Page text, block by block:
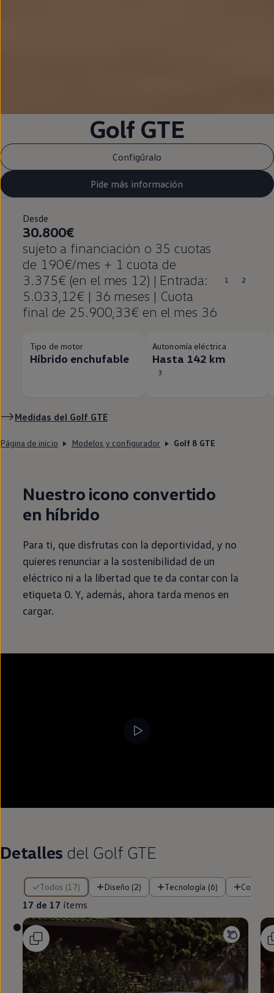
Golf GTE
Configúralo
Pide más información
Desde
30.800€
sujeto a financiación o 35 cuotas
de 190€/mes + 1 cuota de
3.375€ (en el mes 12) | Entrada:
5.033,12€ | 36 meses | Cuota
final de 25.900,33€ en el mes 36
1 2
Tipo de motor
Híbrido enchufable
Autonomía eléctrica
Hasta 142 km
3
Medidas del Golf GTE
Página de inicio Modelos y configurador Golf 8 GTE
Nuestro icono convertido
en híbrido
Para ti, que disfrutas con la deportividad, y no
quieres renunciar a la sostenibilidad de un
eléctrico ni a la libertad que te da contar con la
etiqueta 0. Y, además, ahora tarda menos en
cargar.
Detalles del Golf GTE
Todos (17) Diseño (2) Tecnología (6) Confort
17 de 17 ítems
17 de 17 ítems